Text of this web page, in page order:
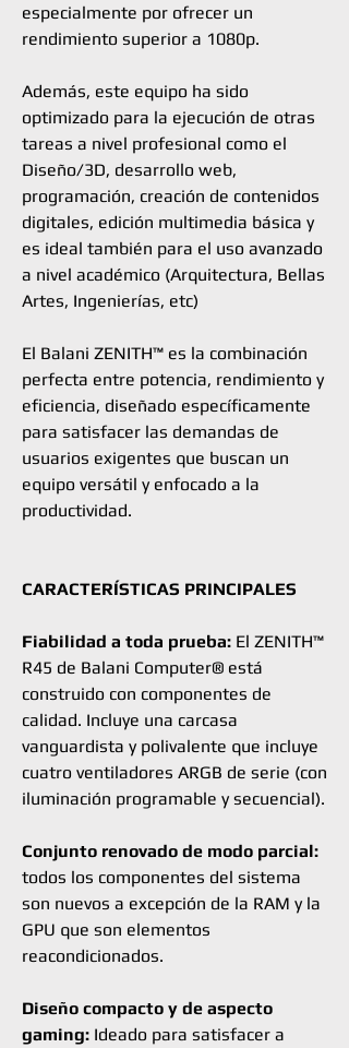
especialmente por ofrecer un
rendimiento superior a 1080p.
Además, este equipo ha sido
optimizado para la ejecución de otras
tareas a nivel profesional como el
Diseño/3D, desarrollo web,
programación, creación de contenidos
digitales, edición multimedia básica y
es ideal también para el uso avanzado
a nivel académico (Arquitectura, Bellas
Artes, Ingenierías, etc)
El Balani ZENITH™ es la combinación
perfecta entre potencia, rendimiento y
eficiencia, diseñado específicamente
para satisfacer las demandas de
usuarios exigentes que buscan un
equipo versátil y enfocado a la
productividad.
CARACTERÍSTICAS PRINCIPALES
Fiabilidad a toda prueba: El ZENITH™
R45 de Balani Computer® está
construido con componentes de
calidad. Incluye una carcasa
vanguardista y polivalente que incluye
cuatro ventiladores ARGB de serie (con
iluminación programable y secuencial).
Conjunto renovado de modo parcial:
todos los componentes del sistema
son nuevos a excepción de la RAM y la
GPU que son elementos
reacondicionados.
Diseño compacto y de aspecto
gaming: Ideado para satisfacer a